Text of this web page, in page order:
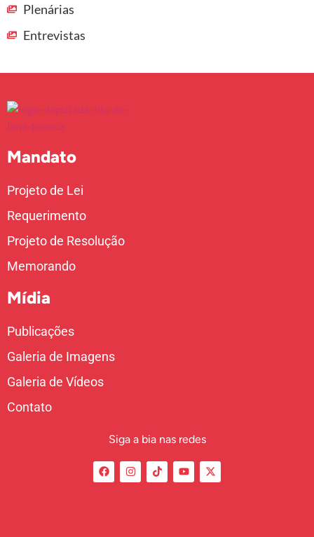
Plenárias
Entrevistas
Mandato
Projeto de Lei
Requerimento
Projeto de Resolução
Memorando
Mídia
Publicações
Galeria de Imagens
Galeria de Vídeos
Contato
Siga a bia nas redes